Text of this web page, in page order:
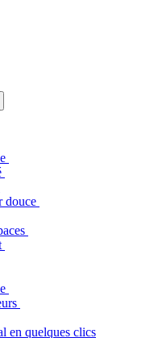
douce
en quelques clics